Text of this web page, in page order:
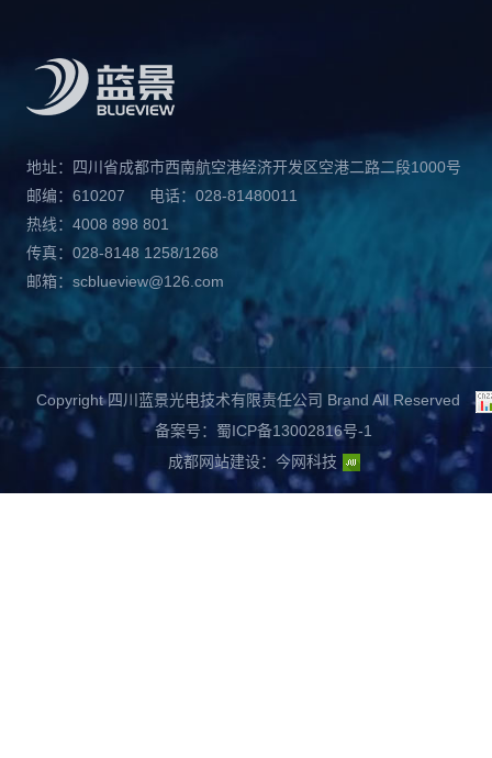
地址：四川省成都市西南航空港经济开发区空港二路二段1000号
邮编：610207
电话：028-81480011
热线：4008 898 801
传真：028-8148 1258/1268
邮箱：scblueview@126.com
Copyright 四川蓝景光电技术有限责任公司 Brand All Reserved
备案号：蜀ICP备13002816号-1
成都网站建设： 今网科技